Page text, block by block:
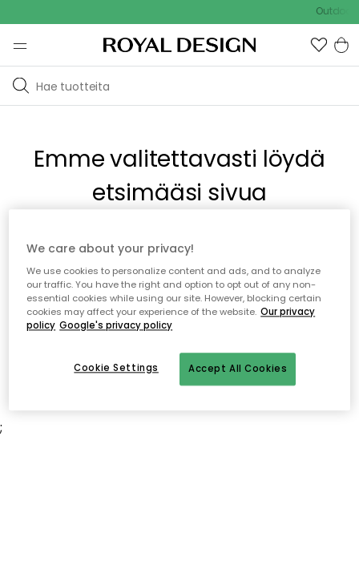
Outdoor
Emme valitettavasti löydä
etsimääsi sivua
Tämä voi johtua siitä, että sivua ei enää ole tai siitä, että se
on siirretty muualle. Pahoittelemme tästä mahdollisesti
aiheutunutta häiriötä. Voit kokeilla uudelleen yllä olevasta
valikosta tai siirtyä takaisin aloitussivustolle.
;
We care about your privacy!
We use cookies to personalize content and ads, and to analyze
our traffic. You have the right and option to opt out of any non-
essential cookies while using our site. However, blocking certain
cookies may affect your experience of the website. Our privacy
policy Google's privacy policy
Accept All Cookies
Cookie Settings